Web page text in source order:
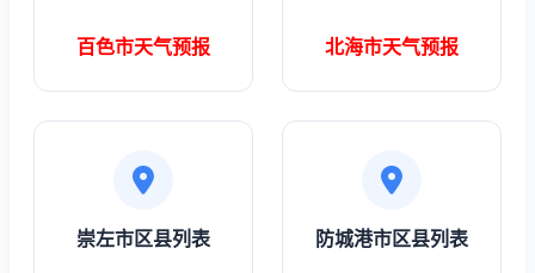
百色市天气预报 北海市天气预报
崇左市区县列表 防城港市区县列表